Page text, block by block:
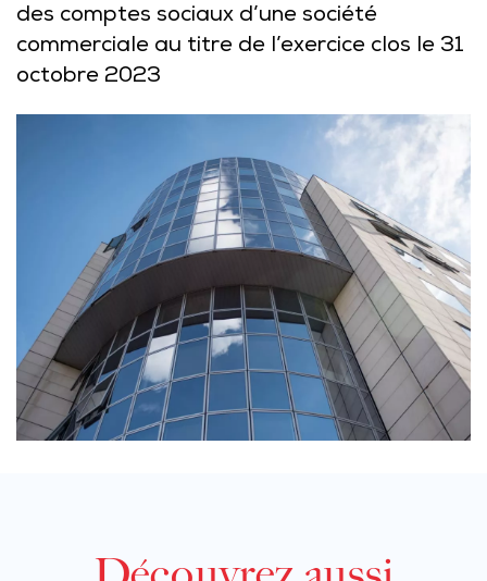
des comptes sociaux d’une société
commerciale au titre de l’exercice clos le 31
octobre 2023